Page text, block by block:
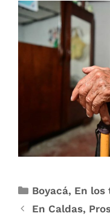
Boyacá, En los
En Caldas,